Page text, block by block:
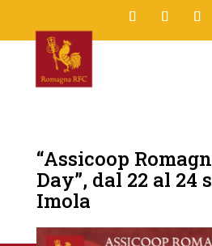
“Assicoop
Day”, dal 22 al 24
Imola